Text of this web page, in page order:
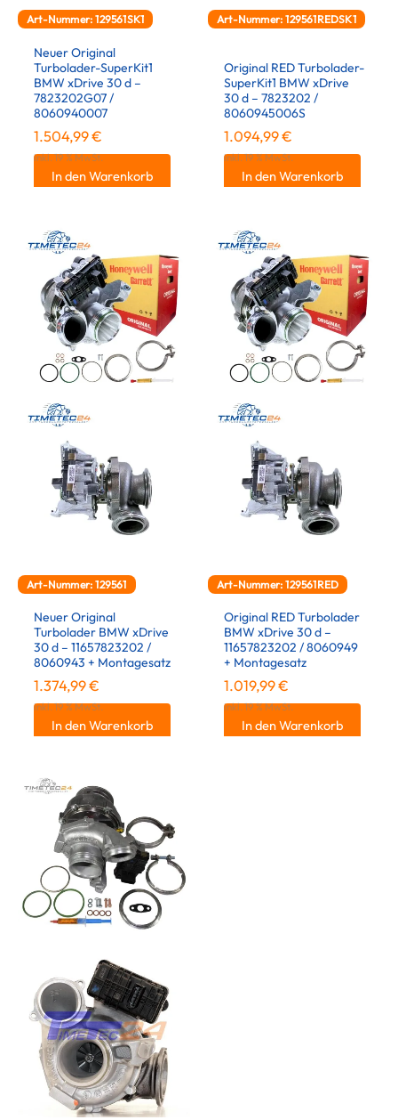
Art-Nummer: 129561SK1
Neuer Original
Turbolader-SuperKit1
BMW xDrive 30 d –
7823202G07 /
8060940007
1.504,99€
inkl. 19 % MwSt.
In den Warenkorb
Art-Nummer: 129561REDSK1
Original RED Turbolader-
SuperKit1 BMW xDrive
30 d – 7823202 /
8060945006S
1.094,99€
inkl. 19 % MwSt.
In den Warenkorb
Art-Nummer: 129561
Neuer Original
Turbolader BMW xDrive
30 d – 11657823202 /
8060943 + Montagesatz
1.374,99€
inkl. 19 % MwSt.
In den Warenkorb
Art-Nummer: 129561RED
Original RED Turbolader
BMW xDrive 30 d –
11657823202 / 8060949
+ Montagesatz
1.019,99€
inkl. 19 % MwSt.
In den Warenkorb